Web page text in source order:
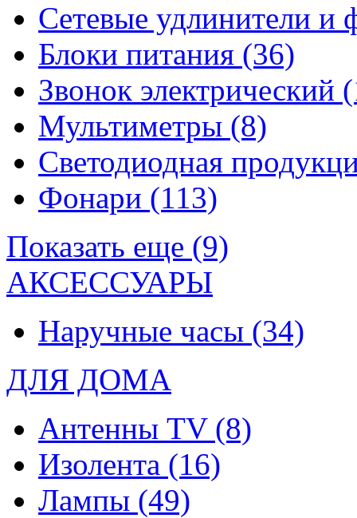
Сетевые удлинители и
Блоки питания (36)
Звонок электрический
Мультиметры (8)
Светодиодная
Фонари (113)
Показать еще (9)
АКСЕССУАРЫ
Наручные часы (34)
ДЛЯ ДОМА
Антенны TV (8)
Изолента (16)
Лампы (49)